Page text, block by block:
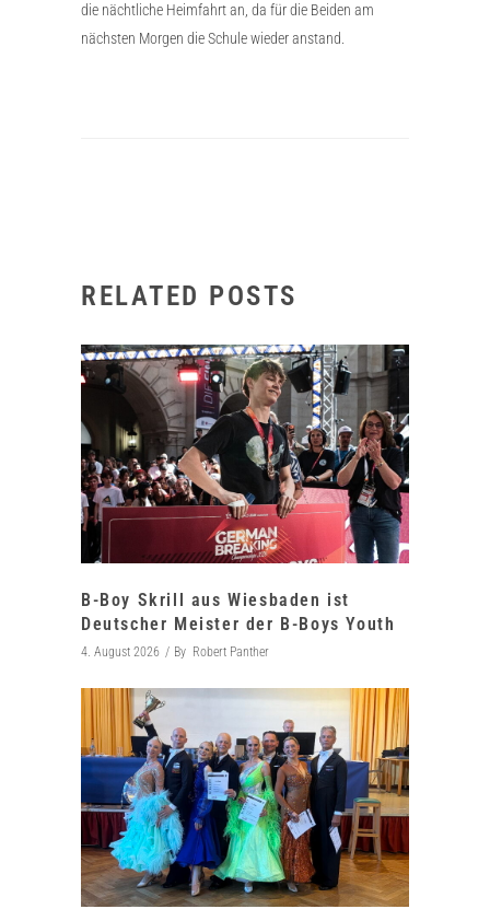
die nächtliche Heimfahrt an, da für die Beiden am
nächsten Morgen die Schule wieder anstand.
RELATED POSTS
B-Boy Skrill aus Wiesbaden ist
Deutscher Meister der B-Boys Youth
4. August 2026 By Robert Panther